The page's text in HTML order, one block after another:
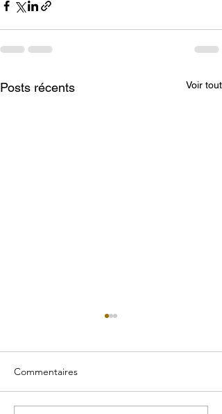
Posts récents Voir tout
Commentaires